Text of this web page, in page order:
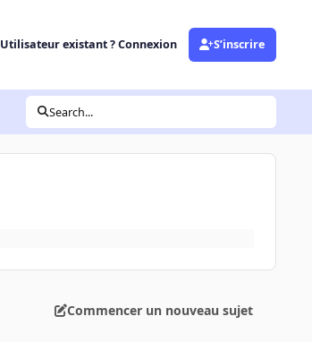
Utilisateur existant ? Connexion S’inscrire
Search...
Commencer un nouveau sujet